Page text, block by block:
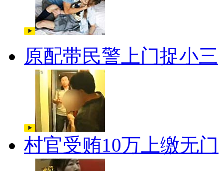
原配带民警上门捉小三
村官受贿10万上缴无门